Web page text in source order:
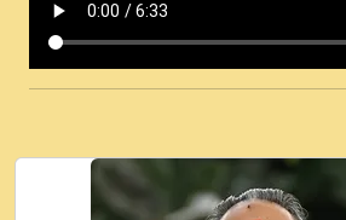
कई पकड क मर हथ र मह वदवन
Ki - Krishna Bhajan - New
#Ishwar Bhakti.mp3